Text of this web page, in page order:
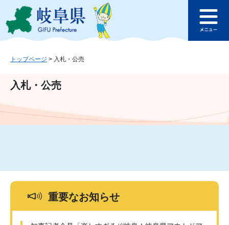
ジ
ュ
文
このページの本文へ
ュ
トップページ > 入札・公売
入札・公売
重要なお知らせ